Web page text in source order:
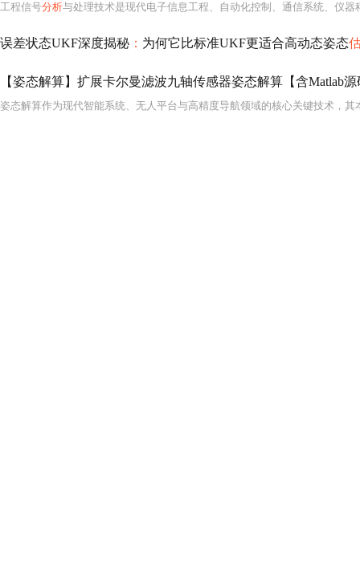
工程信号分析与处理技术是现代电子信息工程、自动化控制、通信系统、仪器科学、机械振动监测、生物医学工程及智能感知等多个工程领域不可或缺的核心基础技术。其本质在于对物理世界中各类连续或离散形式的信号（如电压、声压、加速度、光强、心电信号、语音
误差状态UKF深度揭秘 ： 为何它比标准UKF更适合高动态姿态
【姿态解算】扩展卡尔曼滤波九轴传感器姿态解算【含Matlab源